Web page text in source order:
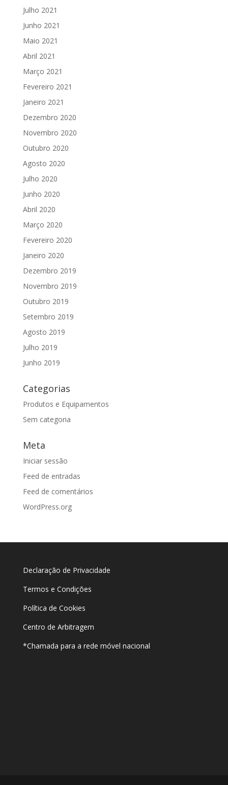
Julho 2021
Junho 2021
Maio 2021
Abril 2021
Março 2021
Fevereiro 2021
Janeiro 2021
Dezembro 2020
Novembro 2020
Outubro 2020
Agosto 2020
Julho 2020
Junho 2020
Abril 2020
Março 2020
Fevereiro 2020
Janeiro 2020
Dezembro 2019
Novembro 2019
Outubro 2019
Setembro 2019
Agosto 2019
Julho 2019
Junho 2019
Categorias
Produtos e Equipamentos
Sem categoria
Meta
Iniciar sessão
Feed de entradas
Feed de comentários
WordPress.org
Declaração de Privacidade
Termos e Condições
Política de Cookies
Centro de Arbitragem
*Chamada para a rede móvel nacional